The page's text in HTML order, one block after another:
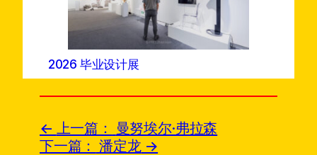
2026 毕业设计展
上一篇： 曼努埃尔·弗拉森
下一篇： 潘定龙